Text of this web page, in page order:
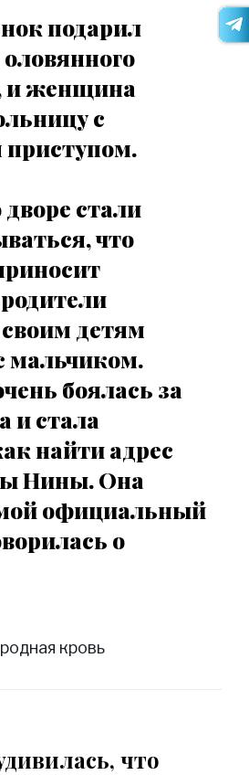
подарил
и женщина
с
стали
что
детям
мальчиком.
боялась за
и стала
найти адрес
Нины. Она
официальный
о
что